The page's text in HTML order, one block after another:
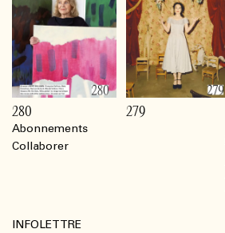
Abonnements
Collaborer
INFOLETTRE
280 279